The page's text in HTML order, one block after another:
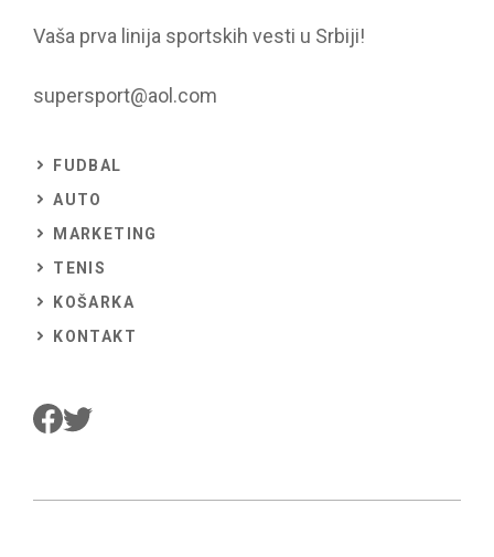
Vaša prva linija sportskih vesti u Srbiji!
supersport@aol.com
FUDBAL
AUTO
MARKETING
TENIS
KOŠARKA
KONTAKT